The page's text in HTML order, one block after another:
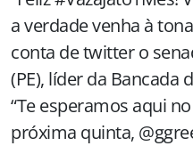
a verdade venha à
conta de twitter o
(PE), líder da Bancada
“Te esperamos aqui
próxima quinta,